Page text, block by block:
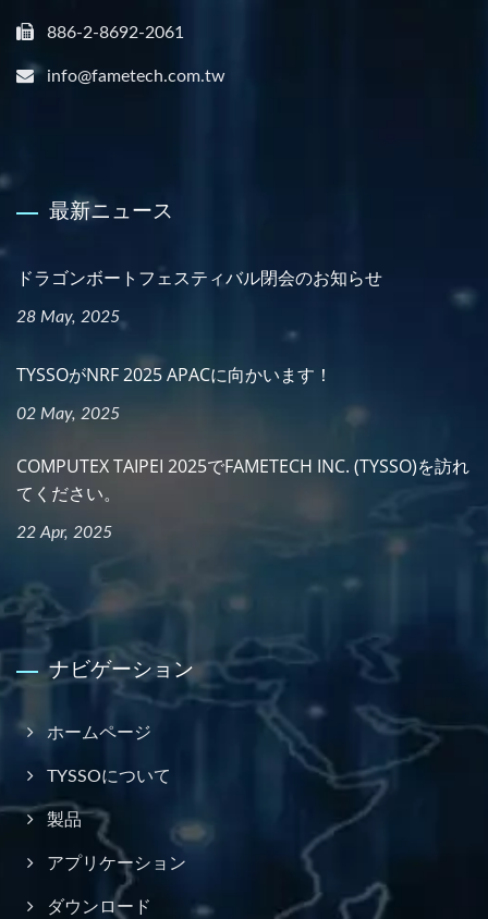
886-2-8692-2061
info@fametech.com.tw
最新ニュース
ドラゴンボートフェスティバル閉会のお知らせ
28 May, 2025
TYSSOがNRF 2025 APACに向かいます！
02 May, 2025
COMPUTEX TAIPEI 2025でFAMETECH INC. (TYSSO)を訪れ
てください。
22 Apr, 2025
ナビゲーション
ホームページ
TYSSOについて
製品
アプリケーション
ダウンロード